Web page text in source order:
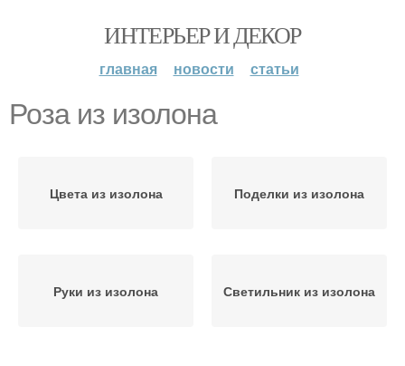
ИНТЕРЬЕР И ДЕКОР
главная новости статьи
Роза из изолона
Цвета из изолона Поделки из изолона
Руки из изолона Светильник из изолона